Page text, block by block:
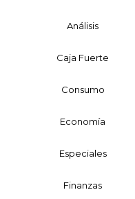
Análisis
Caja Fuerte
Consumo
Economía
Especiales
Finanzas